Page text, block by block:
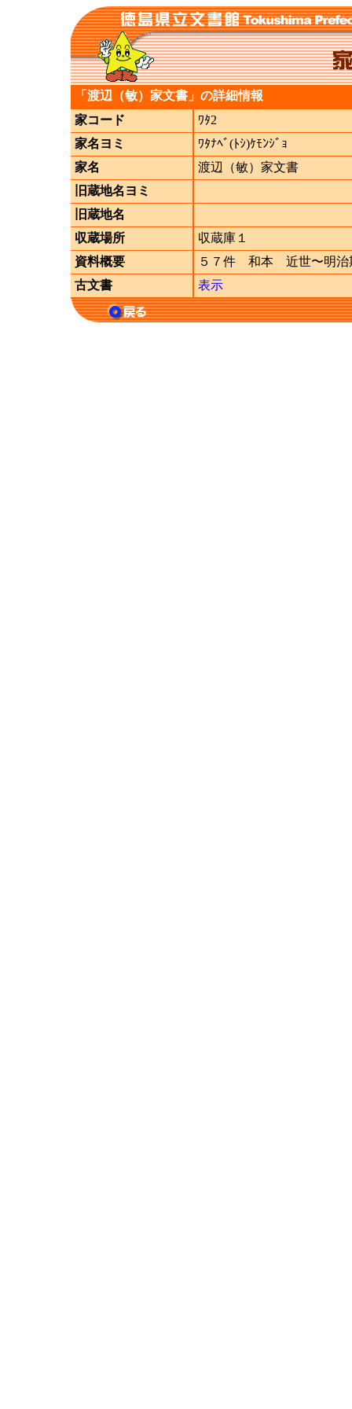
「渡辺（敏）家文書」の詳細情報
家コード
ﾜﾀ2
家名ヨミ
ﾜﾀﾅﾍﾞ(ﾄｼ)ｹﾓﾝｼﾞｮ
家名
渡辺（敏）家文書
旧蔵地名ヨミ
旧蔵地名
収蔵場所
収蔵庫１
資料概要
５７件 和本 近世〜明治
古文書
表示